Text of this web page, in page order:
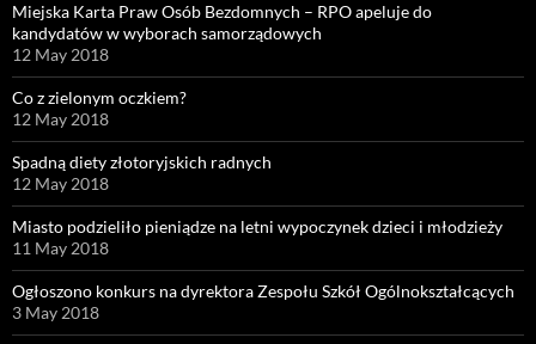
Miejska Karta Praw Osób Bezdomnych – RPO apeluje do
kandydatów w wyborach samorządowych
12 May 2018
Co z zielonym oczkiem?
12 May 2018
Spadną diety złotoryjskich radnych
12 May 2018
Miasto podzieliło pieniądze na letni wypoczynek dzieci i młodzieży
11 May 2018
Ogłoszono konkurs na dyrektora Zespołu Szkół Ogólnokształcących
3 May 2018